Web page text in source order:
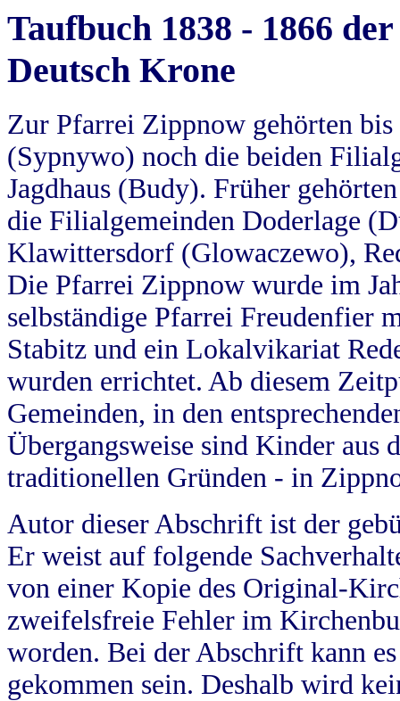
Taufbuch 1838 - 1866
Deutsch Krone
Zur Pfarrei Zippnow gehörten
(Sypnywo) noch die beiden
Jagdhaus (Budy). Früher
die Filialgemeinden Doderlage
Klawittersdorf (Glowaczewo),
Die Pfarrei Zippnow wurde im
selbständige Pfarrei Freudenfier
Stabitz und ein Lokalvikariat
wurden errichtet. Ab diesem
Gemeinden, in den
Übergangsweise sind Kinder aus
traditionellen Gründen - in
Autor dieser Abschrift ist der
Er weist auf folgende
von einer Kopie des Original-
zweifelsfreie Fehler im
worden. Bei der Abschrift kann
gekommen sein. Deshalb wird